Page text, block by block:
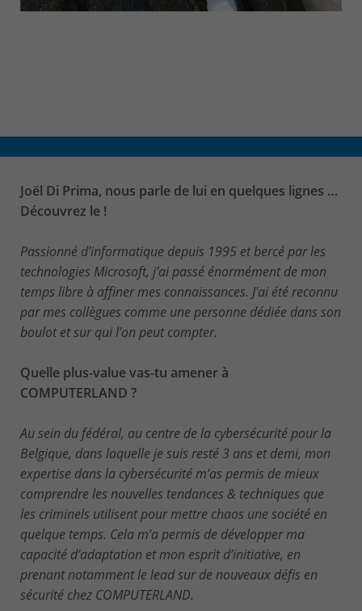
Joël Di Prima, nous parle de lui en quelques lignes …
Découvrez le !
Passionné d’informatique depuis 1995 et bercé par les
technologies Microsoft, j’ai passé énormément de mon
temps libre à affiner mes connaissances. J'ai été reconnu
par mes collègues comme une personne dédiée dans son
boulot et sur qui l’on peut compter.
Quelle plus-value vas-tu amener à
COMPUTERLAND ?
Au sein du fédéral, au centre de la cybersécurité pour la
Belgique, dans laquelle je suis resté 3 ans et demi, mon
expertise dans la cybersécurité m’as permis de mieux
comprendre les nouvelles tendances & techniques que
les criminels utilisent pour mettre chaos une société en
quelque temps. Cela m’a permis de développer ma
capacité d’adaptation et mon esprit d’initiative, en
prenant notamment le lead sur de nouveaux défis en
sécurité chez COMPUTERLAND.